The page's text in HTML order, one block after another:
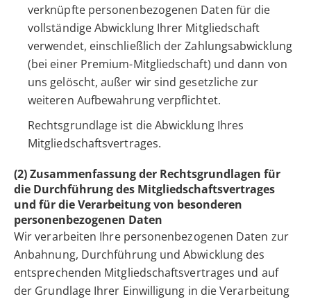
verknüpfte personenbezogenen Daten für die
vollständige Abwicklung Ihrer Mitgliedschaft
verwendet, einschließlich der Zahlungsabwicklung
(bei einer Premium-Mitgliedschaft) und dann von
uns gelöscht, außer wir sind gesetzliche zur
weiteren Aufbewahrung verpflichtet.
Rechtsgrundlage ist die Abwicklung Ihres
Mitgliedschaftsvertrages.
(2) Zusammenfassung der Rechtsgrundlagen für
die Durchführung des Mitgliedschaftsvertrages
und für die Verarbeitung von besonderen
personenbezogenen Daten
Wir verarbeiten Ihre personenbezogenen Daten zur
Anbahnung, Durchführung und Abwicklung des
entsprechenden Mitgliedschaftsvertrages und auf
der Grundlage Ihrer Einwilligung in die Verarbeitung